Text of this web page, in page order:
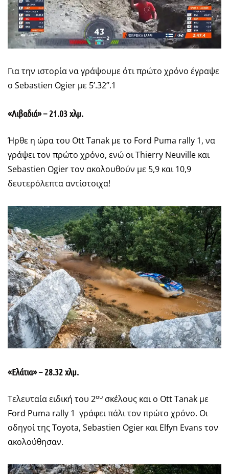
Για την ιστορία να γράψουμε ότι πρώτο χρόνο έγραψε
ο Sebastien Ogier με 5’.32’’.1
«Λιβαδιά» – 21.03 χλμ.
Ήρθε η ώρα του Ott Tanak με το Ford Puma rally 1, να
γράψει τον πρώτο χρόνο, ενώ οι Thierry Neuville και
Sebastien Ogier τον ακολουθούν με 5,9 και 10,9
δευτερόλεπτα αντίστοιχα!
«Ελάτια» – 28.32 χλμ.
Τελευταία ειδική του 2ου σκέλους και ο Ott Tanak με
Ford Puma rally 1 γράφει πάλι τον πρώτο χρόνο. Οι
οδηγοί της Toyota, Sebastien Ogier και Elfyn Evans τον
ακολούθησαν.